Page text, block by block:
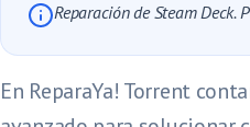
Reparación de Steam Deck.
En ReparaYa! Torrent